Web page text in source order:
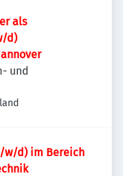
als
d)
und
w/d) im Bereich